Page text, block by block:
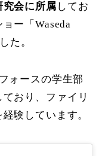
究会に所属 してお
ー「Waseda
た。
ォースの学生部
ており、ファイリ
験しています。